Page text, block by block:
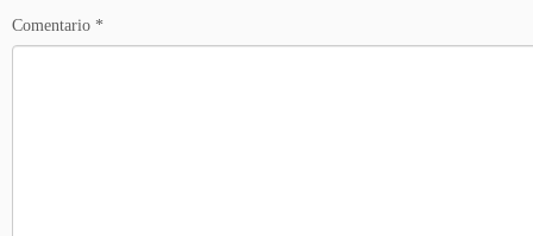
Comentario *